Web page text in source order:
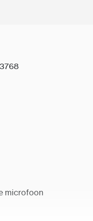
serie zijn
kan geven in
zich door de
waardoor een
voor vele
weergeven en
recorder beschikt
direct op kunnen
microfoon